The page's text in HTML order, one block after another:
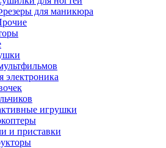
для маникюра
электроника
игрушки
и приставки